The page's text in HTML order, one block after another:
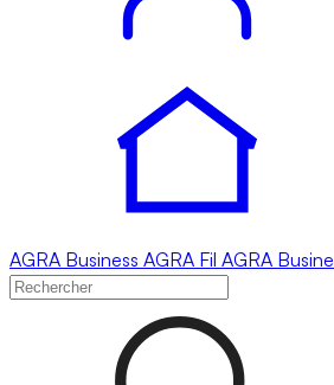
AGRA Business AGRA Fil AGRA